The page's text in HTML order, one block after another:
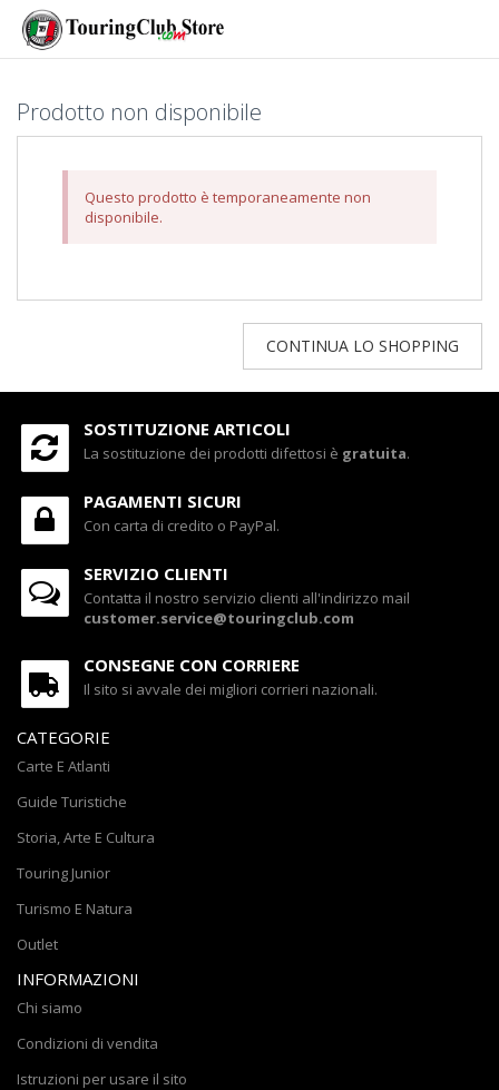
Prodotto non disponibile
Questo prodotto è temporaneamente non
disponibile.
CONTINUA LO SHOPPING
SOSTITUZIONE ARTICOLI
La sostituzione dei prodotti difettosi è gratuita.
PAGAMENTI SICURI
Con carta di credito o PayPal.
SERVIZIO CLIENTI
Contatta il nostro servizio clienti all'indirizzo mail
customer.service@touringclub.com
CONSEGNE CON CORRIERE
Il sito si avvale dei migliori corrieri nazionali.
CATEGORIE
Carte E Atlanti
Guide Turistiche
Storia, Arte E Cultura
Touring Junior
Turismo E Natura
Outlet
INFORMAZIONI
Chi siamo
Condizioni di vendita
Istruzioni per usare il sito